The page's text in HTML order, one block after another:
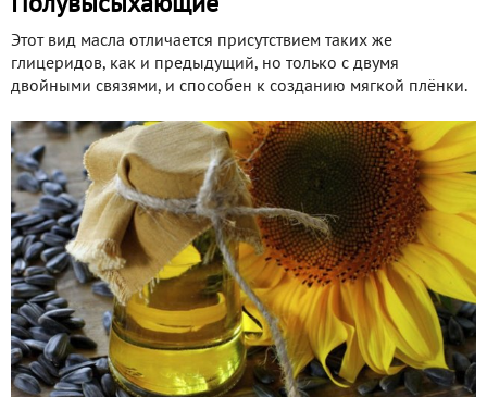
Полувысыхающие
Этот вид масла отличается присутствием таких же
глицеридов, как и предыдущий, но только с двумя
двойными связями, и способен к созданию мягкой плёнки.